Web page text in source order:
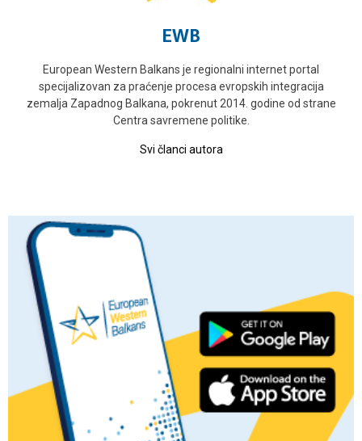
EWB
European Western Balkans je regionalni internet portal
specijalizovan za praćenje procesa evropskih integracija
zemalja Zapadnog Balkana, pokrenut 2014. godine od strane
Centra savremene politike.
Svi članci autora